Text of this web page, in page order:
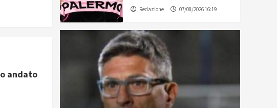
andato
Redazione 07/08/2026 16:19